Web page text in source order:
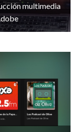
multimedia